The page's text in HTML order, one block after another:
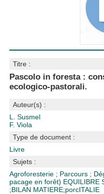
Titre :
Pascolo in foresta :
ecologico-pastorali.
Auteur(s) :
L. Susmel
F. Viola
Type de document :
Livre
Sujets :
Agroforesterie ; Parcours ;
pacage en forêt) EQUILIBRE
;BILAN MATIERE;porcITALIE